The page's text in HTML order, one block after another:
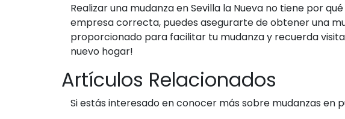
Realizar una mudanza en Sevilla la Nueva no tiene por
empresa correcta, puedes asegurarte de obtener una
proporcionado para facilitar tu mudanza y recuerda
nuevo hogar!
Artículos Relacionados
Si estás interesado en conocer más sobre mudanzas